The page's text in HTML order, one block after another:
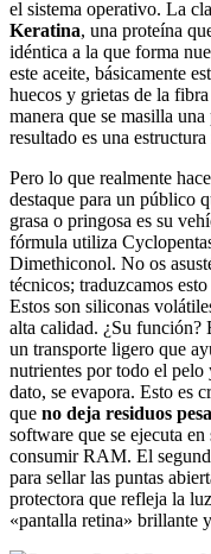
el sistema operativo. La
Keratina, una proteína
idéntica a la que forma
este aceite, básicamente
huecos y grietas de la
manera que se masilla
resultado es una
Pero lo que realmente
destaque para un público
grasa o pringosa es su
fórmula utiliza
Dimethiconol. No os
técnicos; traduzcamos
Estos son siliconas
alta calidad. ¿Su función?
un transporte ligero que
nutrientes por todo el pelo
dato, se evapora. Esto es
que no deja residuos
software que se ejecuta
consumir RAM. El
para sellar las puntas
protectora que refleja la
«pantalla retina» brillante